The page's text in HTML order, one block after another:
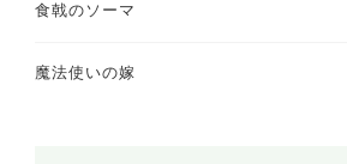
食戟のソーマ
魔法使いの嫁